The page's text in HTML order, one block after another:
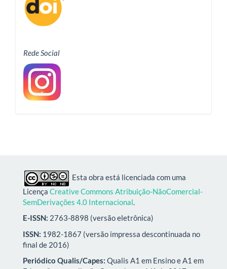
Rede Social
Esta obra está licenciada com uma
Licença Creative Commons Atribuição-NãoComercial-
SemDerivações 4.0 Internacional.
E-ISSN: 2763-8898 (versão eletrônica)
ISSN: 1982-1867 (versão impressa descontinuada no
final de 2016)
Periódico Qualis/Capes: Qualis A1 em Ensino e A1 em